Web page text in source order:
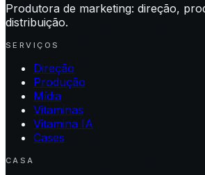
Produtora de marketing: direção,
distribuição.
SERVIÇOS
Direção
Produção
Mídia
Vitaminas
Vitamina IA
Cases
CASA